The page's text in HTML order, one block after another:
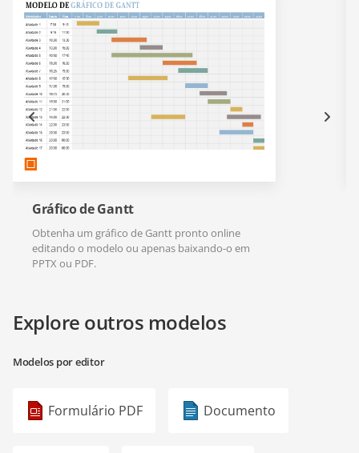
Gráfico de Gantt
Obtenha um gráfico de Gantt pronto online
editando o modelo ou apenas baixando-o em
PPTX ou PDF.
Explore outros modelos
Modelos por editor
Formulário PDF Documento